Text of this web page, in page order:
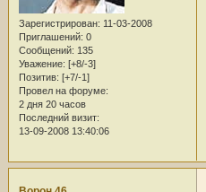
Зарегистрирован: 11-03-2008
Приглашений: 0
Сообщений: 135
Уважение: [+8/-3]
Позитив: [+7/-1]
Провел на форуме:
2 дня 20 часов
Последний визит:
13-09-2008 13:40:06